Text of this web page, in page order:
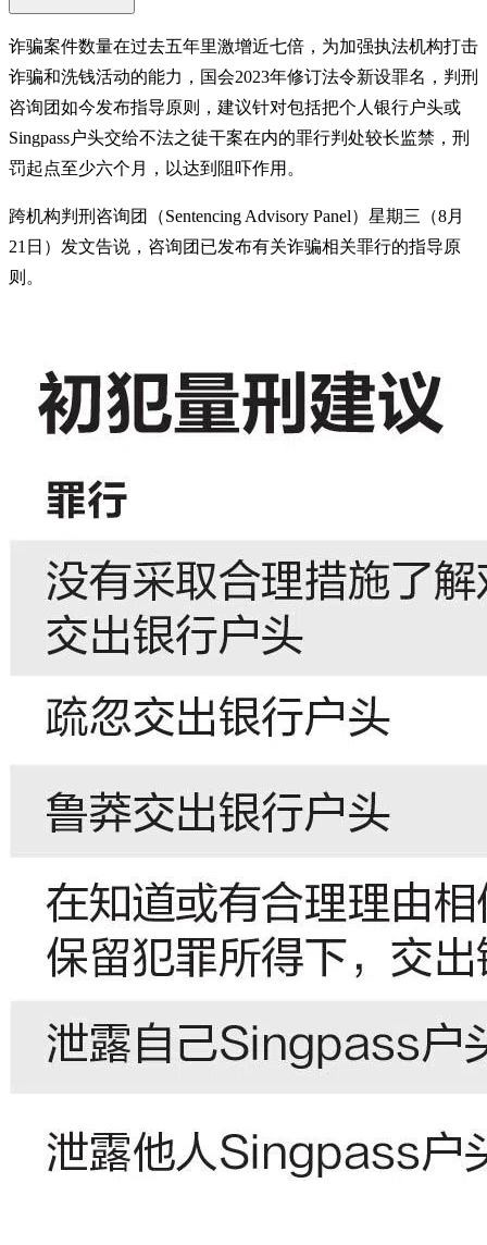
诈骗案件数量在过去五年里激增近七倍，为加强执法机构打击
诈骗和洗钱活动的能力，国会2023年修订法令新设罪名，判刑
咨询团如今发布指导原则，建议针对包括把个人银行户头或
Singpass户头交给不法之徒干案在内的罪行判处较长监禁，刑
罚起点至少六个月，以达到阻吓作用。
跨机构判刑咨询团（Sentencing Advisory Panel）星期三（8月
21日）发文告说，咨询团已发布有关诈骗相关罪行的指导原
则。